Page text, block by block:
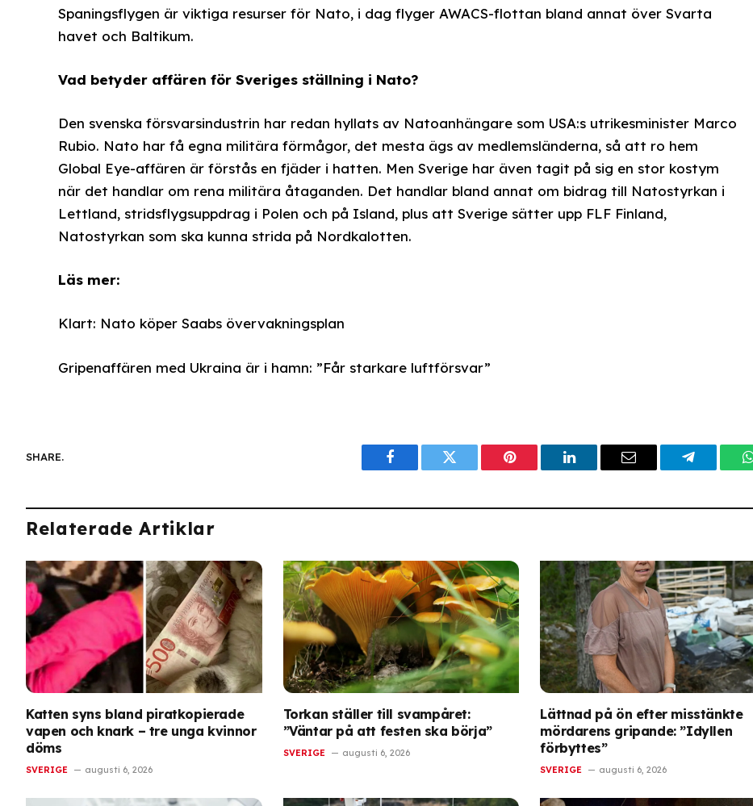
Spaningsflygen är viktiga resurser för Nato, i dag flyger AWACS-flottan bland annat över Svarta
havet och Baltikum.
Vad betyder affären för Sveriges ställning i Nato?
Den svenska försvarsindustrin har redan hyllats av Natoanhängare som USA:s utrikesminister Marco
Rubio. Nato har få egna militära förmågor, det mesta ägs av medlemsländerna, så att ro hem
Global Eye-affären är förstås en fjäder i hatten. Men Sverige har även tagit på sig en stor kostym
när det handlar om rena militära åtaganden. Det handlar bland annat om bidrag till Natostyrkan i
Lettland, stridsflygsuppdrag i Polen och på Island, plus att Sverige sätter upp FLF Finland,
Natostyrkan som ska kunna strida på Nordkalotten.
Läs mer:
Klart: Nato köper Saabs övervakningsplan
Gripenaffären med Ukraina är i hamn: ”Får starkare luftförsvar”
SHARE.
FacebookTwitter PinterestLinkedInEmail Telegram
Relaterade Artiklar
Katten syns bland piratkopierade
vapen och knark – tre unga kvinnor
döms
SVERIGE augusti 6, 2026
Torkan ställer till svampåret:
”Väntar på att festen ska börja”
SVERIGE augusti 6, 2026
Lättnad på ön efter misstänkte
mördarens gripande: ”Idyllen
förbyttes”
SVERIGE augusti 6, 2026